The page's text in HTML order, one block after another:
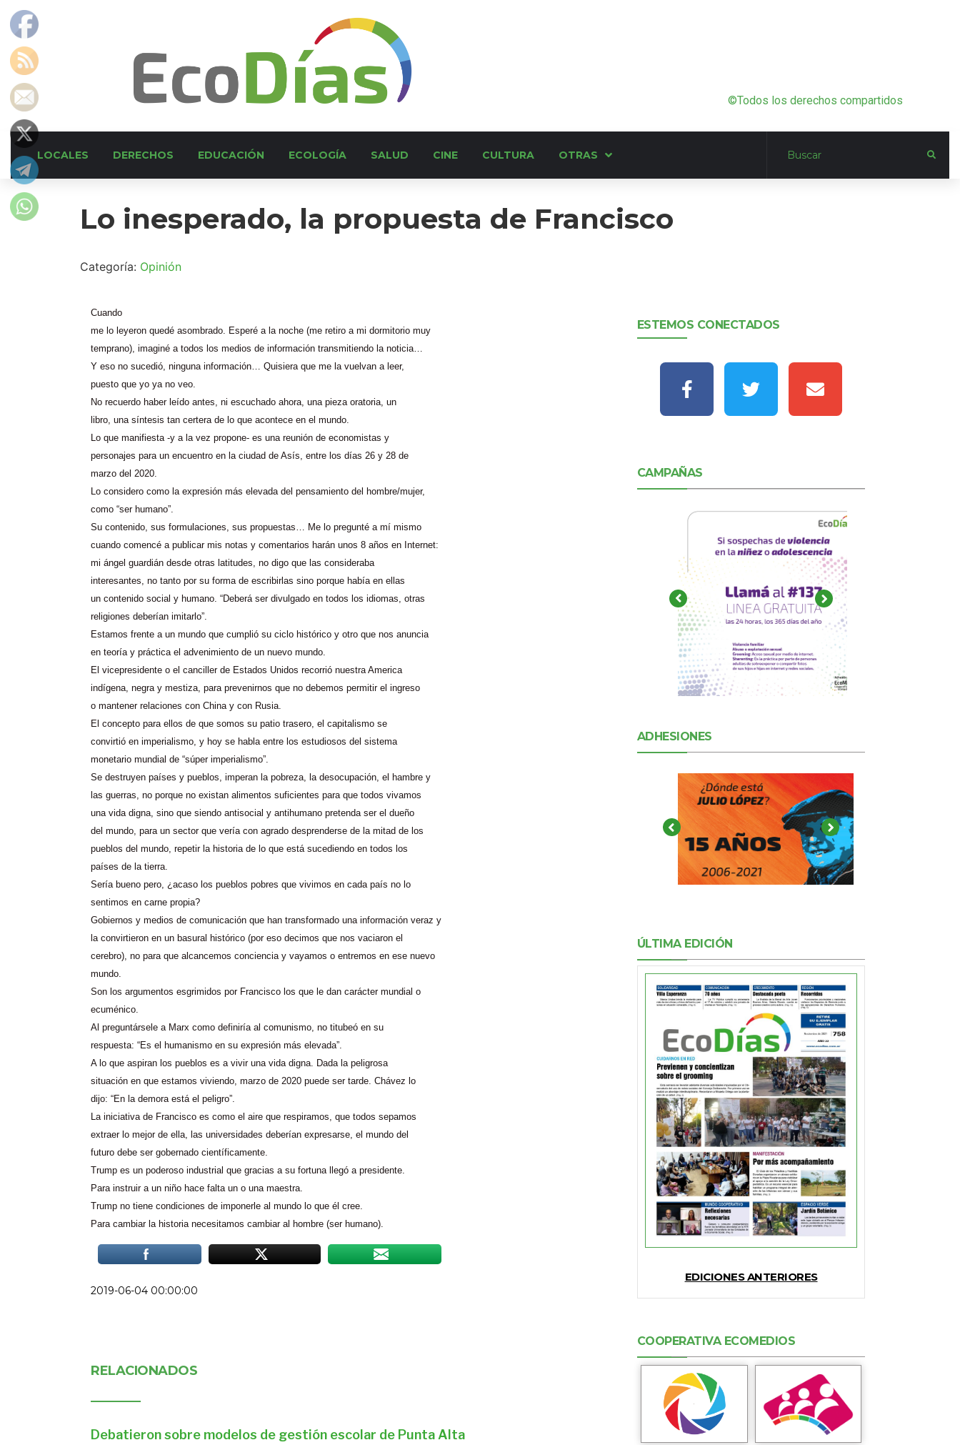
©Todos los derechos compartidos
LOCALES DERECHOS EDUCACIÓN ECOLOGÍA SALUD CINE CULTURA OTRAS
Lo inesperado, la propuesta de Francisco
Categoría: Opinión
Cuando
me lo leyeron quedé asombrado. Esperé a la noche (me retiro a mi dormitorio muy
temprano), imaginé a todos los medios de información transmitiendo la noticia…
Y eso no sucedió, ninguna información… Quisiera que me la vuelvan a leer,
puesto que yo ya no veo.
No recuerdo haber leído antes, ni escuchado ahora, una pieza oratoria, un
libro, una síntesis tan certera de lo que acontece en el mundo.
Lo que manifiesta -y a la vez propone- es una reunión de economistas y
personajes para un encuentro en la ciudad de Asís, entre los días 26 y 28 de
marzo del 2020.
Lo considero como la expresión más elevada del pensamiento del hombre/mujer,
como “ser humano”.
Su contenido, sus formulaciones, sus propuestas… Me lo pregunté a mí mismo
cuando comencé a publicar mis notas y comentarios harán unos 8 años en Internet:
mi ángel guardián desde otras latitudes, no digo que las consideraba
interesantes, no tanto por su forma de escribirlas sino porque había en ellas
un contenido social y humano. “Deberá ser divulgado en todos los idiomas, otras
religiones deberían imitarlo”.
Estamos frente a un mundo que cumplió su ciclo histórico y otro que nos anuncia
en teoría y práctica el advenimiento de un nuevo mundo.
El vicepresidente o el canciller de Estados Unidos recorrió nuestra America
indígena, negra y mestiza, para prevenirnos que no debemos permitir el ingreso
o mantener relaciones con China y con Rusia.
El concepto para ellos de que somos su patio trasero, el capitalismo se
convirtió en imperialismo, y hoy se habla entre los estudiosos del sistema
monetario mundial de “súper imperialismo”.
Se destruyen países y pueblos, imperan la pobreza, la desocupación, el hambre y
las guerras, no porque no existan alimentos suficientes para que todos vivamos
una vida digna, sino que siendo antisocial y antihumano pretenda ser el dueño
del mundo, para un sector que vería con agrado desprenderse de la mitad de los
pueblos del mundo, repetir la historia de lo que está sucediendo en todos los
países de la tierra.
Sería bueno pero, ¿acaso los pueblos pobres que vivimos en cada país no lo
sentimos en carne propia?
Gobiernos y medios de comunicación que han transformado una información veraz y
la convirtieron en un basural histórico (por eso decimos que nos vaciaron el
cerebro), no para que alcancemos conciencia y vayamos o entremos en ese nuevo
mundo.
Son los argumentos esgrimidos por Francisco los que le dan carácter mundial o
ecuménico.
Al preguntársele a Marx como definiría al comunismo, no titubeó en su
respuesta: “Es el humanismo en su expresión más elevada”.
A lo que aspiran los pueblos es a vivir una vida digna. Dada la peligrosa
situación en que estamos viviendo, marzo de 2020 puede ser tarde. Chávez lo
dijo: “En la demora está el peligro”.
La iniciativa de Francisco es como el aire que respiramos, que todos sepamos
extraer lo mejor de ella, las universidades deberían expresarse, el mundo del
futuro debe ser gobernado científicamente.
Trump es un poderoso industrial que gracias a su fortuna llegó a presidente.
Para instruir a un niño hace falta un o una maestra.
Trump no tiene condiciones de imponerle al mundo lo que él cree.
Para cambiar la historia necesitamos cambiar al hombre (ser humano).
2019-06-04 00:00:00
RELACIONADOS
Debatieron sobre modelos de gestión escolar de Punta Alta
ESTEMOS CONECTADOS
CAMPAÑAS
ADHESIONES
ÚLTIMA EDICIÓN
EDICIONES ANTERIORES
COOPERATIVA ECOMEDIOS